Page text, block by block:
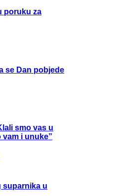
poruku za
se Dan pobjede
smo vas u
i unuke”
suparnika u